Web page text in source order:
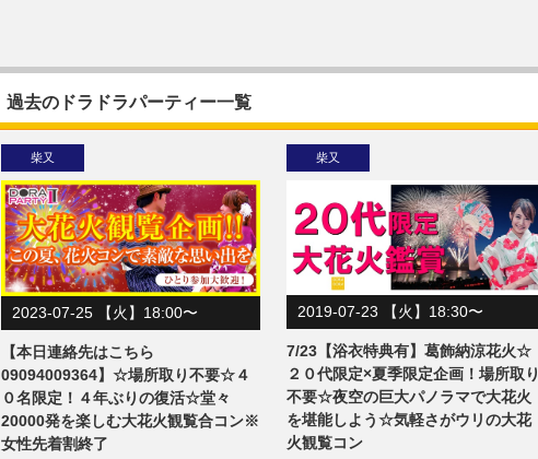
過去のドラドラパーティー一覧
柴又
2023-07-25 【火】18:00〜
【本日連絡先はこちら
09094009364】☆場所取り不要☆４
０名限定！４年ぶりの復活☆堂々
20000発を楽しむ大花火観覧合コン※
女性先着割終了
柴又
2019-07-23 【火】18:30〜
7/23【浴衣特典有】葛飾納涼花火☆
２０代限定×夏季限定企画！場所取り
不要☆夜空の巨大パノラマで大花火
を堪能しよう☆気軽さがウリの大花
火観覧コン